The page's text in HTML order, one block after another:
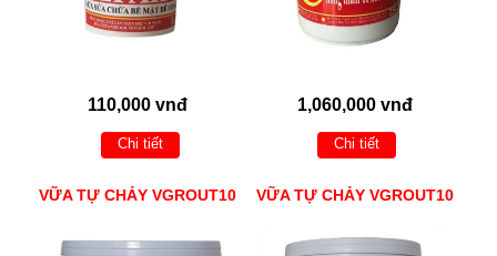
110,000 vnđ
Chi tiết
1,060,000 vnđ
Chi tiết
VỮA TỰ CHẢY VGROUT10 VỮA TỰ CHẢY VGROUT10